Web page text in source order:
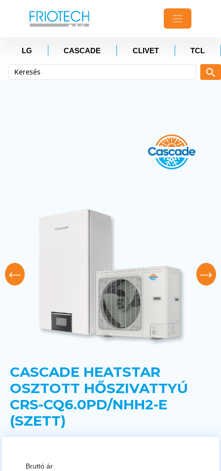
LG CASCADE CLIVET TCL
CASCADE HEATSTAR
OSZTOTT HŐSZIVATTYÚ
CRS-CQ6.0PD/NHH2-E
(SZETT)
Bruttó ár